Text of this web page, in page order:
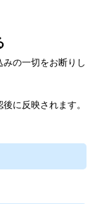
の一切をお断りし
に反映されます。